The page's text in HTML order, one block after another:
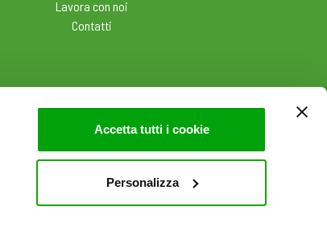
Accetta tutti i cookie
Personalizza
Lavora con noi
Contatti